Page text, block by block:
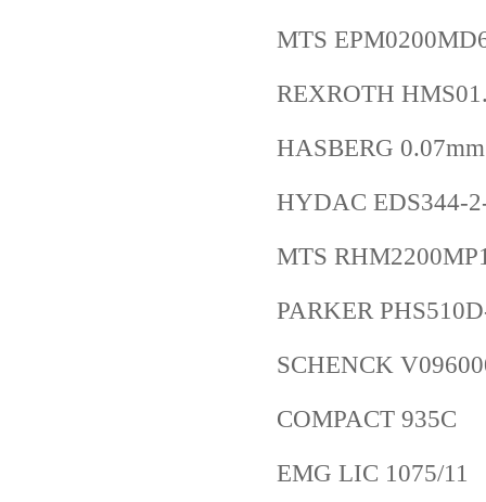
MTS
REXROTH
HASBERG
HYDAC EDS344-
MTS
PARKER
SCHENCK
COMPACT 935C
EMG LIC 1075/11